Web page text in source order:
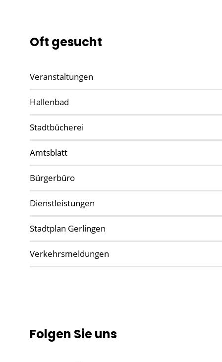
Oft gesucht
Veranstaltungen
Hallenbad
Stadtbücherei
Amtsblatt
Bürgerbüro
Dienstleistungen
Stadtplan Gerlingen
Verkehrsmeldungen
Folgen Sie uns